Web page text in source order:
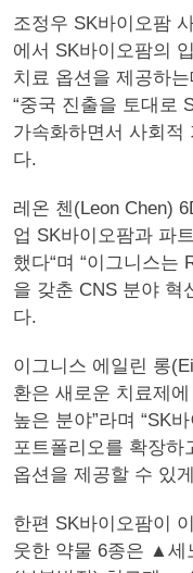
조정우 SK바이오팜
에서 SK바이오팜의
치료 옵션을 제공하
“중국 진출을 토대로
가속화하면서 사회적
다.
레온 첸(Leon Chen)
업 SK바이오팜과 파
했다“며 “이그니스는
을 갖춘 CNS 분야 혁
다.
이그니스 에일린 롱
환은 새로운 치료제
높은 분야”라며 “SK
포트폴리오를 확장하
옵션을 제공할 수 있
한편 SK바이오팜이
웃한 약물 6종은 ▲세